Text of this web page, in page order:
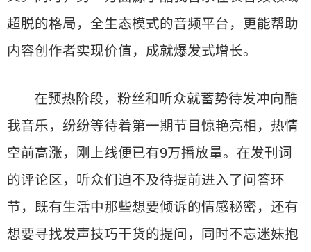
超脱的格局，全生态模式的音频平台，更能帮助
内容创作者实现价值，成就爆发式增长。
在预热阶段，粉丝和听众就蓄势待发冲向酷
我音乐，纷纷等待着第一期节目惊艳亮相，热情
空前高涨，刚上线便已有9万播放量。在发刊词
的评论区，听众们迫不及待提前进入了问答环
节，既有生活中那些想要倾诉的情感秘密，还有
想要寻找发声技巧干货的提问，同时不忘迷妹抱